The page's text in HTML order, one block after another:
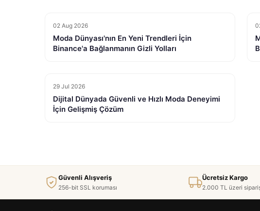
02 Aug 2026
Moda Dünyası'nın En Yeni Trendleri İçin
Binance'a Bağlanmanın Gizli Yolları
29 Jul 2026
Dijital Dünyada Güvenli ve Hızlı Moda Deneyimi
İçin Gelişmiş Çözüm
Güvenli Alışveriş
256-bit SSL koruması
Ücretsiz Kargo
2.000 TL üzeri